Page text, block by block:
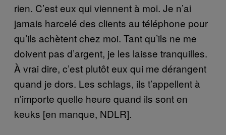
rien. C’est eux qui viennent à moi. Je n’ai
jamais harcelé des clients au téléphone pour
qu’ils achètent chez moi. Tant qu’ils ne me
doivent pas d’argent, je les laisse tranquilles.
À vrai dire, c’est plutôt eux qui me dérangent
quand je dors. Les schlags, ils t’appellent à
n’importe quelle heure quand ils sont en
keuks [en manque, NDLR].